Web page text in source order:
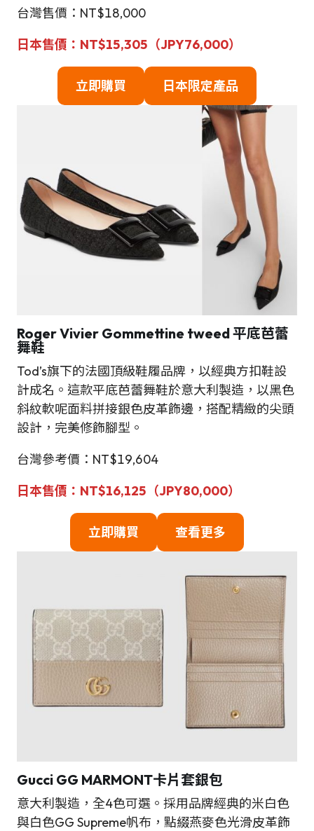
台灣售價：NT$18,000
日本售價：NT$15,305（JPY76,000）
立即購買 日本限定產品
Roger Vivier Gommettine tweed 平底芭蕾
舞鞋
Tod’s旗下的法國頂級鞋履品牌，以經典方扣鞋設
計成名。這款平底芭蕾舞鞋於意大利製造，以黑色
斜紋軟呢面料拼接銀色皮革飾邊，搭配精緻的尖頭
設計，完美修飾腳型。
台灣參考價：NT$19,604
日本售價：NT$16,125（JPY80,000）
立即購買 查看更多
Gucci GG MARMONT卡片套銀包
意大利製造，全4色可選。採用品牌經典的米白色
與白色GG Supreme帆布，點綴燕麥色光滑皮革飾